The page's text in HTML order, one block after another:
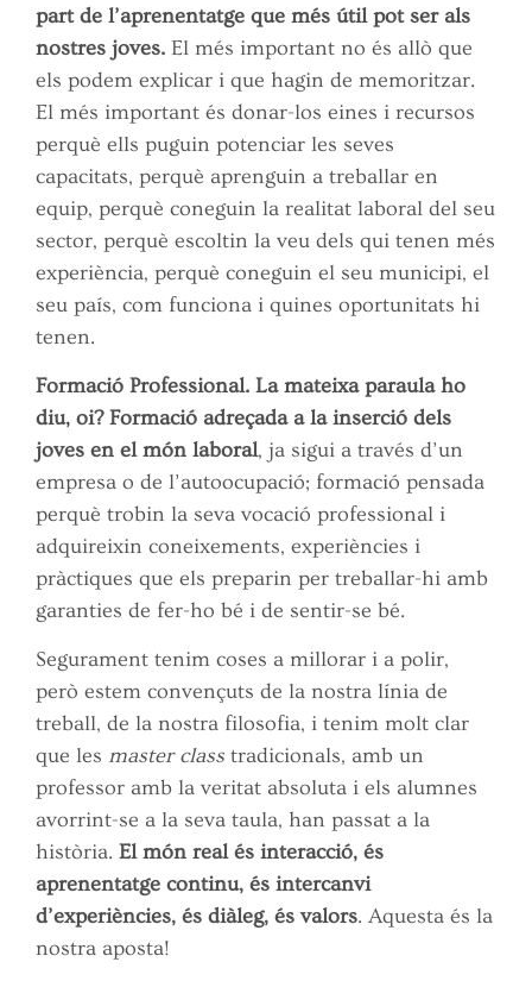
part de l’aprenentatge que més útil pot ser als
nostres joves. El més important no és allò que
els podem explicar i que hagin de memoritzar.
El més important és donar-los eines i recursos
perquè ells puguin potenciar les seves
capacitats, perquè aprenguin a treballar en
equip, perquè coneguin la realitat laboral del seu
sector, perquè escoltin la veu dels qui tenen més
experiència, perquè coneguin el seu municipi, el
seu país, com funciona i quines oportunitats hi
tenen.
Formació Professional. La mateixa paraula ho
diu, oi? Formació adreçada a la inserció dels
joves en el món laboral, ja sigui a través d’un
empresa o de l’autoocupació; formació pensada
perquè trobin la seva vocació professional i
adquireixin coneixements, experiències i
pràctiques que els preparin per treballar-hi amb
garanties de fer-ho bé i de sentir-se bé.
Segurament tenim coses a millorar i a polir,
però estem convençuts de la nostra línia de
treball, de la nostra filosofia, i tenim molt clar
que les master class tradicionals, amb un
professor amb la veritat absoluta i els alumnes
avorrint-se a la seva taula, han passat a la
història. El món real és interacció, és
aprenentatge continu, és intercanvi
d’experiències, és diàleg, és valors. Aquesta és la
nostra aposta!